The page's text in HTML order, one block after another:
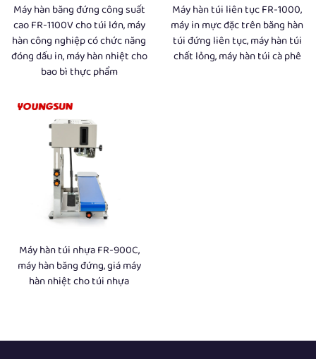
Máy hàn băng đứng công suất
cao FR-1100V cho túi lớn, máy
hàn công nghiệp có chức năng
đóng dấu in, máy hàn nhiệt cho
bao bì thực phẩm
Máy hàn túi liên tục FR-1000,
máy in mực đặc trên băng hàn
túi đứng liên tục, máy hàn túi
chất lỏng, máy hàn túi cà phê
Máy hàn túi nhựa FR-900C,
máy hàn băng đứng, giá máy
hàn nhiệt cho túi nhựa